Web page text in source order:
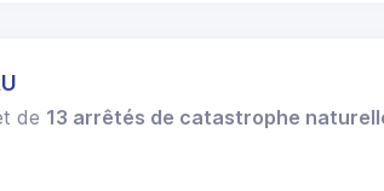
de 13 arrêtés de catastrophe